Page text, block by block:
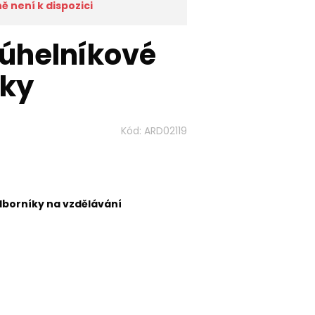
není k dispozici
Kód: ARD02119
na vzdělávání